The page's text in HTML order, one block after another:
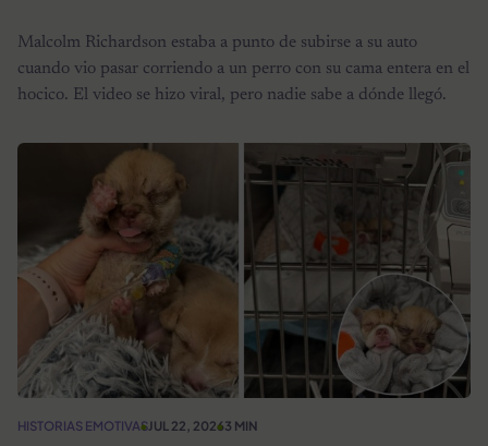
Malcolm Richardson estaba a punto de subirse a su auto
cuando vio pasar corriendo a un perro con su cama entera en el
hocico. El video se hizo viral, pero nadie sabe a dónde llegó.
HISTORIAS EMOTIVASJUL 22, 20263 MIN